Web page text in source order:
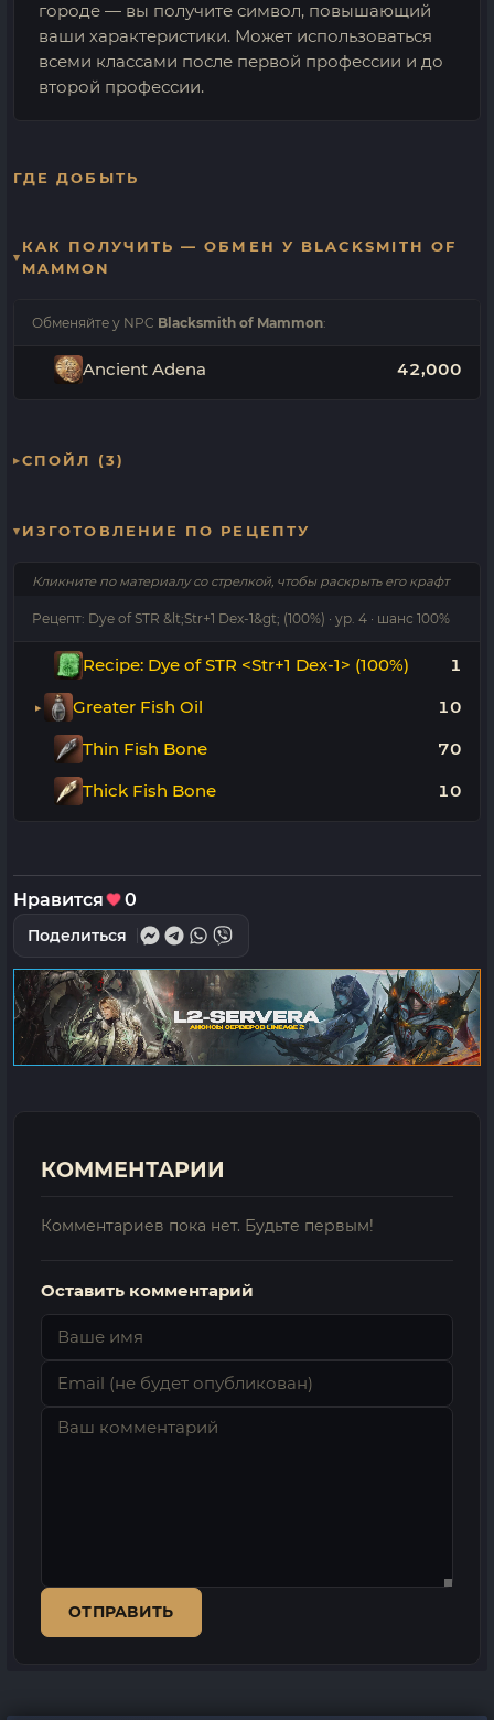
городе — вы получите символ, повышающий
ваши характеристики. Может использоваться
всеми классами после первой профессии и до
второй профессии.
ГДЕ ДОБЫТЬ
КАК ПОЛУЧИТЬ — ОБМЕН У BLACKSMITH OF
MAMMON
Обменяйте у NPC Blacksmith of Mammon:
Ancient Adena 42,000
СПОЙЛ (3)
ИЗГОТОВЛЕНИЕ ПО РЕЦЕПТУ
Кликните по материалу со стрелкой, чтобы раскрыть его крафт
Рецепт: Dye of STR &lt;Str+1 Dex-1&gt; (100%) · ур. 4 · шанс 100%
Recipe: Dye of STR <Str+1 Dex-1> (100%) 1
Greater Fish Oil 10
Thin Fish Bone 70
Thick Fish Bone 10
Нравится 0
Поделиться
КОММЕНТАРИИ
Комментариев пока нет. Будьте первым!
Оставить комментарий
ОТПРАВИТЬ